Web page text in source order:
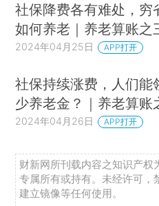
社保降费各有难处，穷
如何养老｜养老算账之
2024年04月25日 APP打开
社保持续涨费，人们能
少养老金？｜养老算账
2024年04月26日 APP打开
财新网所刊载内容之知识产权
专属所有或持有。未经许可，
建立镜像等任何使用。